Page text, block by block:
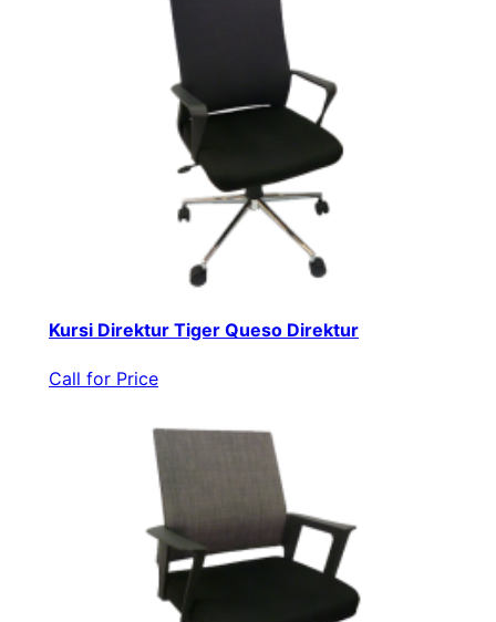
Kursi Direktur Tiger Queso Direktur
Call for Price